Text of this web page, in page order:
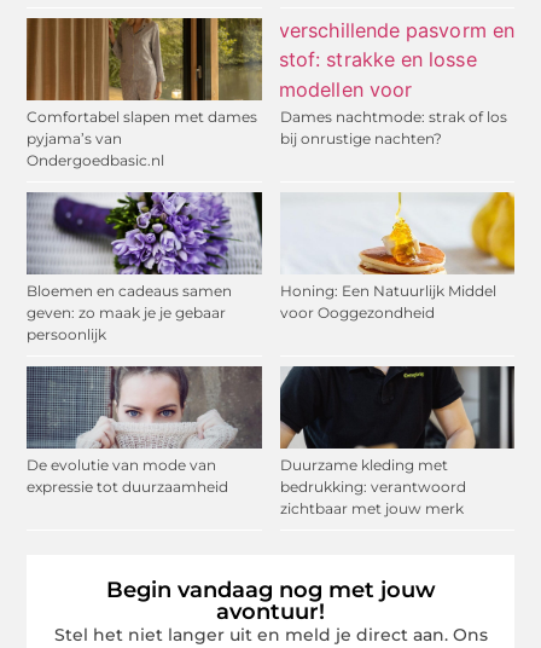
Comfortabel slapen met dames
pyjama’s van
Ondergoedbasic.nl
Dames nachtmode: strak of los
bij onrustige nachten?
Bloemen en cadeaus samen
geven: zo maak je je gebaar
persoonlijk
Honing: Een Natuurlijk Middel
voor Ooggezondheid
De evolutie van mode van
expressie tot duurzaamheid
Duurzame kleding met
bedrukking: verantwoord
zichtbaar met jouw merk
Begin vandaag nog met jouw
avontuur!
Stel het niet langer uit en meld je direct aan. Ons